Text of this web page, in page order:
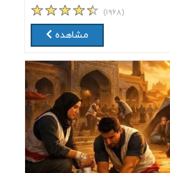
(۱۹۶۸)
مشاهده